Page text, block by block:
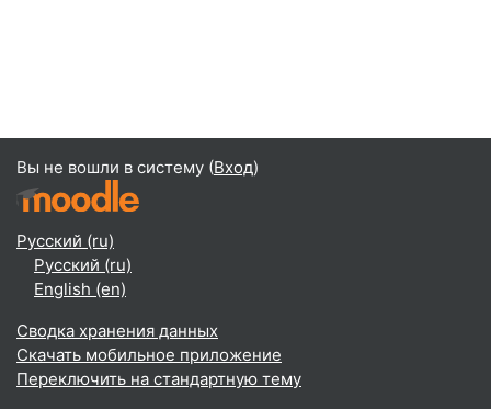
Вы не вошли в систему (Вход)
Русский ‎(ru)‎
Русский ‎(ru)‎
English ‎(en)‎
Сводка хранения данных
Скачать мобильное приложение
Переключить на стандартную тему